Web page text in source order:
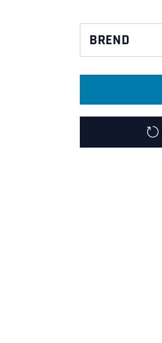
BREND
Pirelli